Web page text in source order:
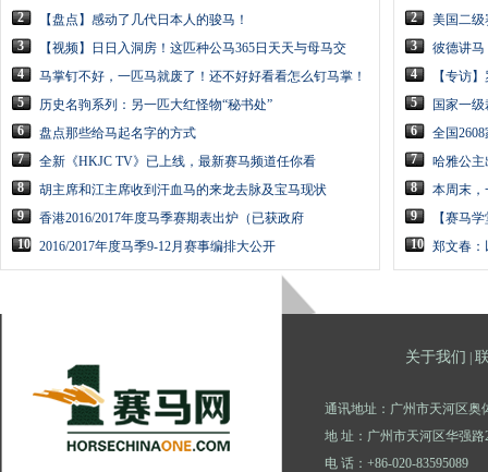
2
【盘点】感动了几代日本人的骏马！
3
【视频】日日入洞房！这匹种公马365日天天与母马交
4
马掌钉不好，一匹马就废了！还不好好看看怎么钉马掌！
5
历史名驹系列：另一匹大红怪物“秘书处”
6
盘点那些给马起名字的方式
7
全新《HKJC TV》已上线，最新赛马频道任你看
8
胡主席和江主席收到汗血马的来龙去脉及宝马现状
9
香港2016/2017年度马季赛期表出炉（已获政府
10 2016/2017年度马季9-12月赛事编排大公开
2
美国二级
3
彼德讲马
4
【专访
5
国家一
6
全国
7
哈雅公主
8
本周末，
9
【赛马
10 郑文春：
关于我们
通讯地址：广州市天河区奥
地 址：广州市天河区华强路
电 话：+86-020-83595089